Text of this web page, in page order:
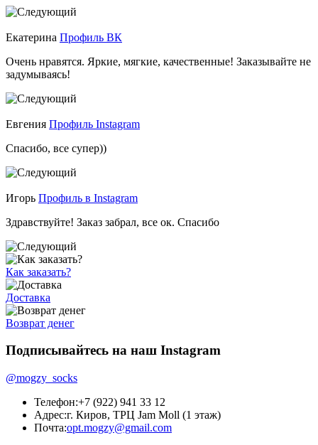
Екатерина Профиль ВК
Очень нравятся. Яркие, мягкие, качественные! Заказывайте не
задумываясь!
Евгения Профиль Instagram
Спасибо, все супер))
Игорь Профиль в Instagram
Здравствуйте! Заказ забрал, все ок. Спасибо
Как заказать?
Доставка
Возврат денег
Подписывайтесь на наш Instagram
@mogzy_socks
Телефон:+7 (922) 941 33 12
Адрес:г. Киров, ТРЦ Jam Moll (1 этаж)
Почта:opt.mogzy@gmail.com